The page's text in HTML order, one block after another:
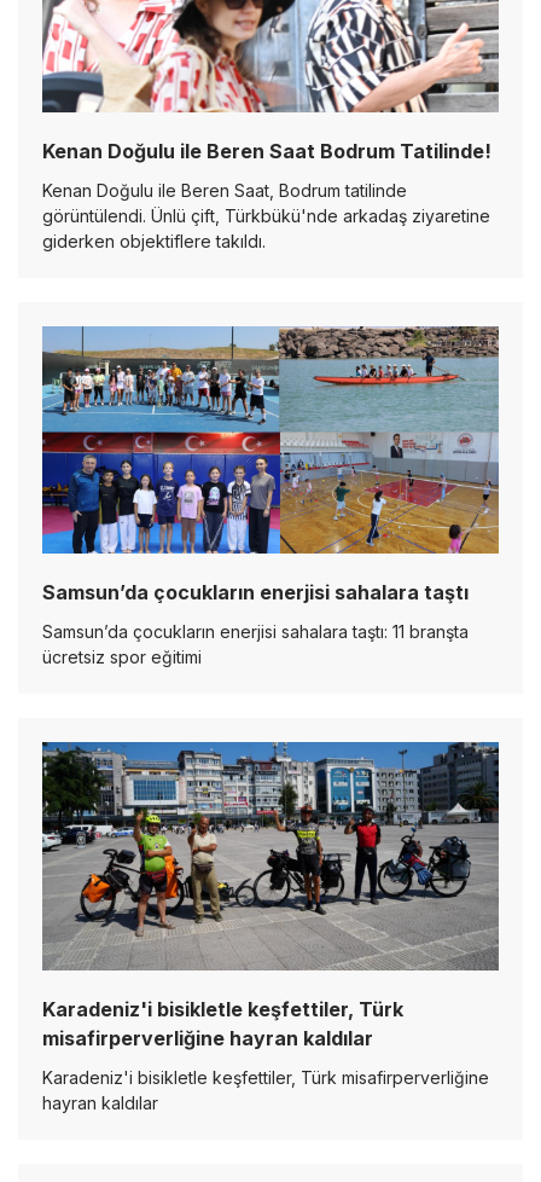
Kenan Doğulu ile Beren Saat Bodrum Tatilinde!
Kenan Doğulu ile Beren Saat, Bodrum tatilinde
görüntülendi. Ünlü çift, Türkbükü'nde arkadaş ziyaretine
giderken objektiflere takıldı.
Samsun’da çocukların enerjisi sahalara taştı
Samsun’da çocukların enerjisi sahalara taştı: 11 branşta
ücretsiz spor eğitimi
Karadeniz'i bisikletle keşfettiler, Türk
misafirperverliğine hayran kaldılar
Karadeniz'i bisikletle keşfettiler, Türk misafirperverliğine
hayran kaldılar